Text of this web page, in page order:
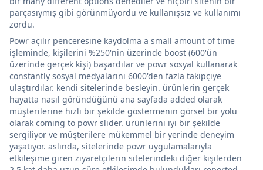
parçasıymış gibi görünmüyordu ve kullanışsız ve kullanımı
zordu.
Powr açılır penceresine kaydolma a small amount of time
işleminde, kişilerini %250'nin üzerinde boost (600'ün
üzerinde gerçek kişi) başardılar ve powr sosyal kullanarak
constantly sosyal medyalarını 6000'den fazla takipçiye
ulaştırdılar. kendi sitelerinde besleyin. ürünlerin gerçek
hayatta nasıl göründüğünü ana sayfada added olarak
müşterilerine hızlı bir şekilde göstermenin görsel bir yolu
olarak coming to powr slider. ürünlerini iyi bir şekilde
sergiliyor ve müşterilere mükemmel bir yerinde deneyim
yaşatıyor. aslında, sitelerinde powr uygulamalarıyla
etkileşime giren ziyaretçilerin sitelerindeki diğer kişilerden